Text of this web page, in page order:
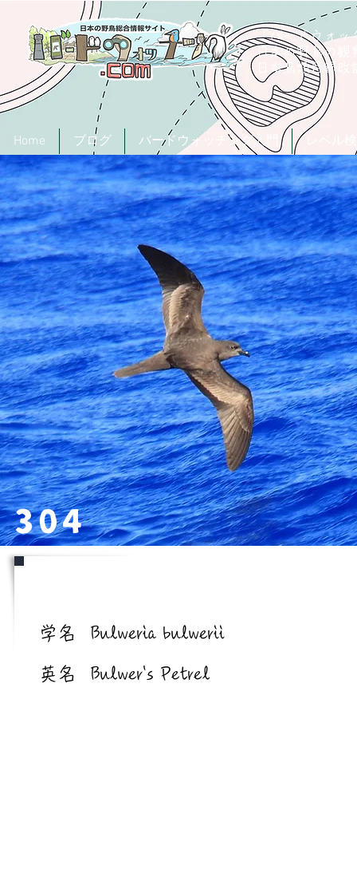
「バードウォッ
日本の野鳥の観
日本鳥類目録
Home ブログ バードウォッチング入門
304
学名 Bulweria bulwerii
英名 Bulwer's Petrel